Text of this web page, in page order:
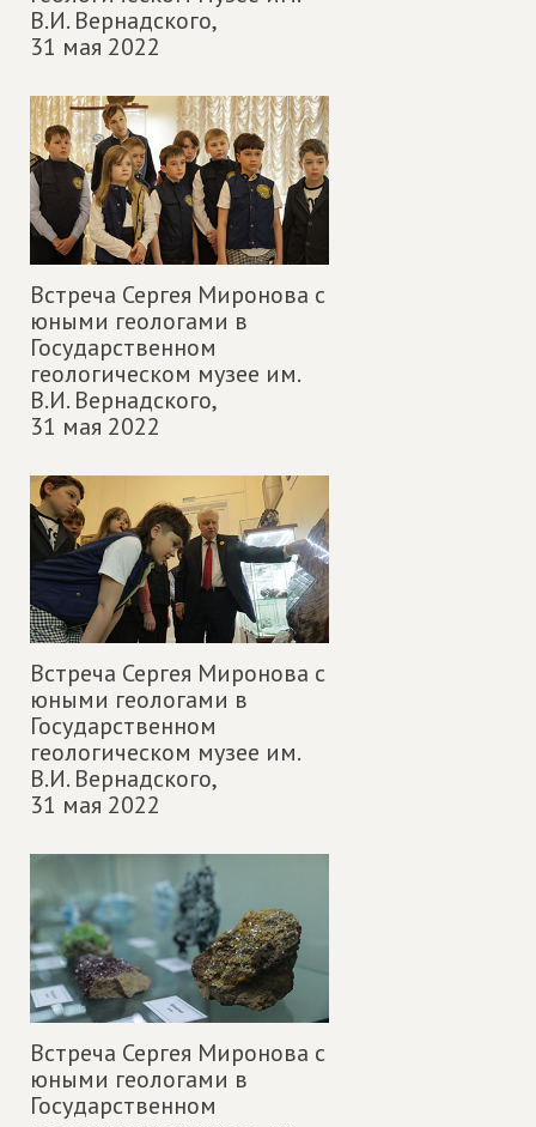
В.И. Вернадского,
31 мая 2022
Встреча Сергея Миронова с
юными геологами в
Государственном
геологическом музее им.
В.И. Вернадского,
31 мая 2022
Встреча Сергея Миронова с
юными геологами в
Государственном
геологическом музее им.
В.И. Вернадского,
31 мая 2022
Встреча Сергея Миронова с
юными геологами в
Государственном